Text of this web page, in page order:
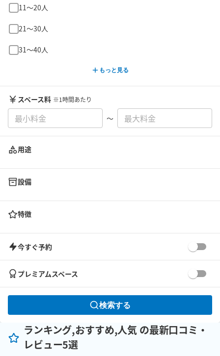
11〜20人
21〜30人
31〜40人
もっと見る
スペース料 ※1時間あたり
〜
用途
設備
特徴
今すぐ予約
プレミアムスペース
検索する
ランキング,おすすめ,人気 の最新口コミ・
レビュー5選